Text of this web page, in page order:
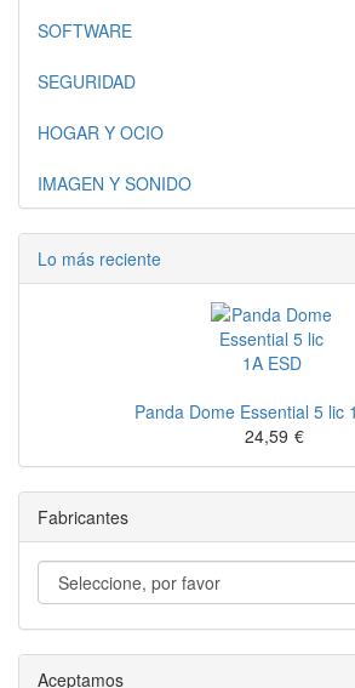
SOFTWARE
SEGURIDAD
HOGAR Y OCIO
IMAGEN Y SONIDO
Lo más reciente
Panda Dome Essential 5 lic
24,59 €
Fabricantes
Aceptamos